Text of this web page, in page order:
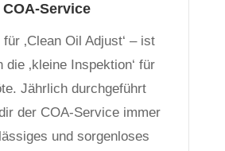
COA-Service
‚Clean Oil Adjust‘ – ist
die ‚kleine Inspektion‘ für
Jährlich durchgeführt
der COA-Service immer
und sorgenloses